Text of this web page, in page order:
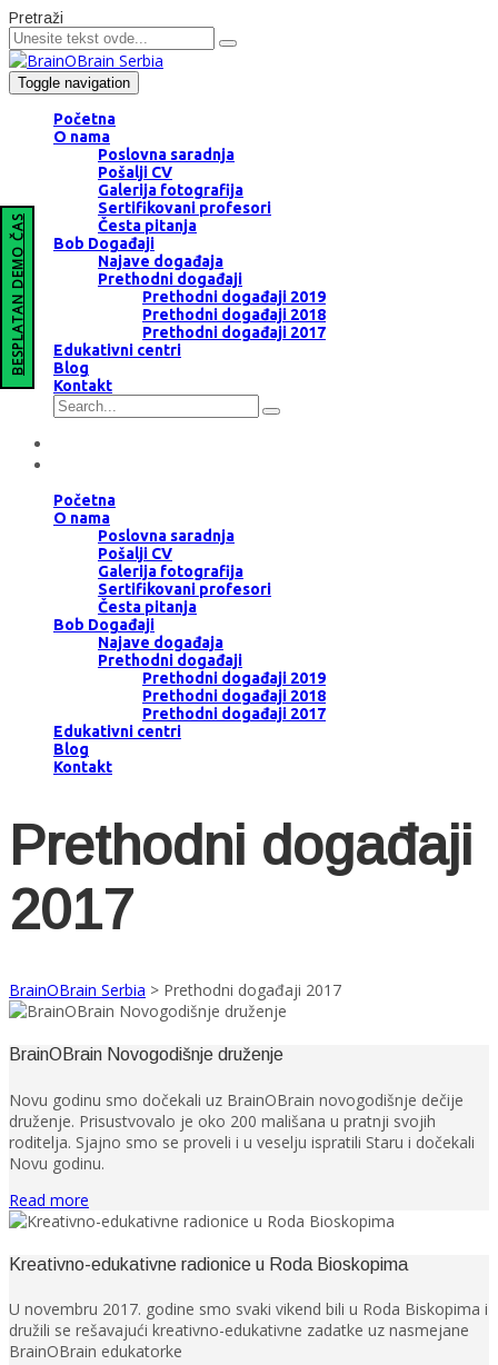
BESPLATAN DEMO ČAS
Pretraži
Toggle navigation
Početna
O nama
Poslovna saradnja
Pošalji CV
Galerija fotografija
Sertifikovani profesori
Česta pitanja
Bob Događaji
Najave događaja
Prethodni događaji
Prethodni događaji 2019
Prethodni događaji 2018
Prethodni događaji 2017
Edukativni centri
Blog
Kontakt
Početna
O nama
Poslovna saradnja
Pošalji CV
Galerija fotografija
Sertifikovani profesori
Česta pitanja
Bob Događaji
Najave događaja
Prethodni događaji
Prethodni događaji 2019
Prethodni događaji 2018
Prethodni događaji 2017
Edukativni centri
Blog
Kontakt
Prethodni događaji
2017
BrainOBrain Serbia > Prethodni događaji 2017
BrainOBrain Novogodišnje druženje
Novu godinu smo dočekali uz BrainOBrain novogodišnje dečije
druženje. Prisustvovalo je oko 200 mališana u pratnji svojih
roditelja. Sjajno smo se proveli i u veselju ispratili Staru i dočekali
Novu godinu.
Read more
Kreativno-edukativne radionice u Roda Bioskopima
U novembru 2017. godine smo svaki vikend bili u Roda Biskopima i
družili se rešavajući kreativno-edukativne zadatke uz nasmejane
BrainOBrain edukatorke